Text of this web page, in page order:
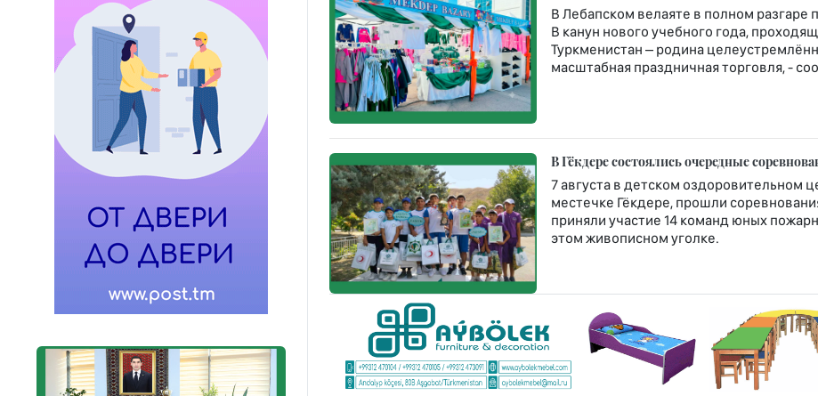
В Лебапском велаяте в полном
В канун нового учебного года,
Туркменистан – родина
масштабная праздничная торговля, -
В Гёкдере состоялись очередные
7 августа в детском оздоровительном
местечке Гёкдере, прошли
приняли участие 14 команд юных
этом живописном уголке.